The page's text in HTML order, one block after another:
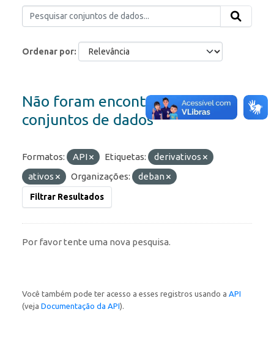
Ordenar por
Não foram encontrados
conjuntos de dados
Formatos: API Etiquetas:
derivativos
ativos
Organizações: deban
Filtrar Resultados
Por favor tente uma nova pesquisa.
Você também pode ter acesso a esses registros usando a API
(veja Documentação da API).